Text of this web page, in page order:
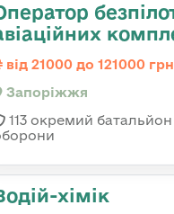
від 21000 до 121000 грн
Запоріжжя
113 окремий батальйон
хімік